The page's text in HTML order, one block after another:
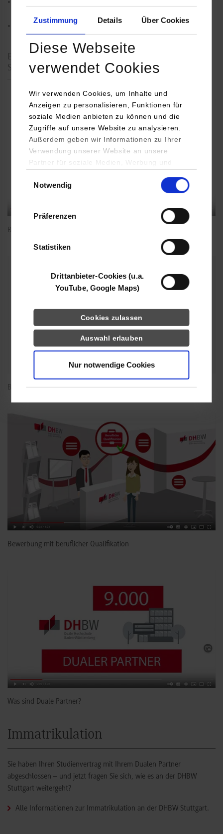
Zustimmung Details Über Cookies
Diese Webseite
verwendet Cookies
Wir verwenden Cookies, um Inhalte und
Anzeigen zu personalisieren, Funktionen für
soziale Medien anbieten zu können und die
Zugriffe auf unsere Website zu analysieren.
Außerdem geben wir Informationen zu Ihrer
Verwendung unserer Website an unsere
Partner für soziale Medien, Werbung und
YouTube, Google Maps) führen diese
Daten zusammen, die Sie ihnen bereitgestellt
haben oder die sie im Rahmen Ihrer Nutzung
Notwendig
Präferenzen
Statistiken
Drittanbieter-Cookies (u.a.
YouTube, Google Maps)
Cookies zulassen
Auswahl erlauben
Nur notwendige Cookies
Studienstart ist jeweils am 1. Oktober an der DHBW Stuttgart.
Erklärvideos - Wie bewerbe ich mich um ein duales
Studium?
Bewerbung mit Abitur
Bewerbung mit Fachhochschulreife
Bewerbung mit beruflicher Qualifikation
Was sind Duale Partner?
Immatrikulation
Sie haben Ihren Studienvertrag mit Ihrem Dualen Partner
abgeschlossen – und jetzt fragen Sie sich, wie es an der DHBW
Stuttgart weitergeht?
Alle Informationen zur Immatrikulation an der DHBW Stuttgart.